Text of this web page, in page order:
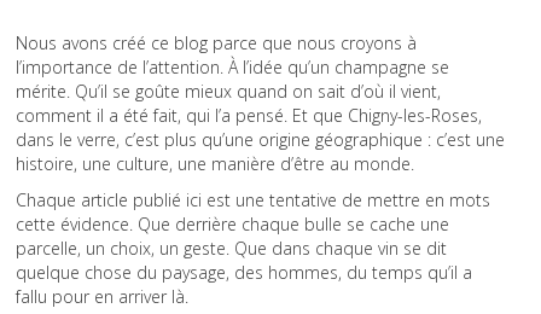
Nous avons créé ce blog parce que nous croyons à
l’importance de l’attention. À l’idée qu’un champagne se
mérite. Qu’il se goûte mieux quand on sait d’où il vient,
comment il a été fait, qui l’a pensé. Et que Chigny-les-Roses,
dans le verre, c’est plus qu’une origine géographique : c’est une
histoire, une culture, une manière d’être au monde.
Chaque article publié ici est une tentative de mettre en mots
cette évidence. Que derrière chaque bulle se cache une
parcelle, un choix, un geste. Que dans chaque vin se dit
quelque chose du paysage, des hommes, du temps qu’il a
fallu pour en arriver là.